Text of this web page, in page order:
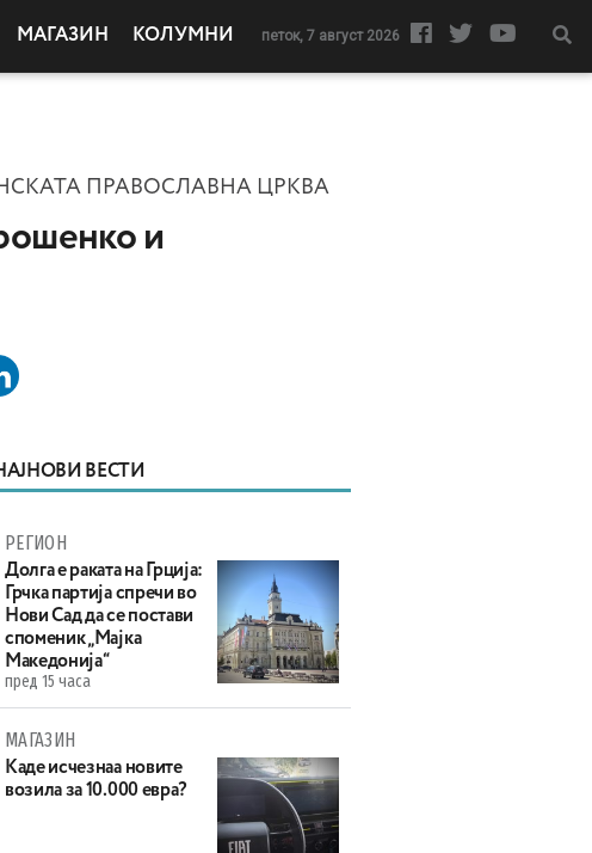
МАГАЗИН КОЛУМНИ петок, 7 август 2026
ПРАВОСЛАВНА ЦРКВА
и
ВЕСТИ
РЕГИОН
Долга е раката на Грција:
Грчка партија спречи во
Нови Сад да се постави
споменик „Мајка
Македонија“
пред 15 часа
МАГАЗИН
Каде исчезнаа новите
возила за 10.000 евра?